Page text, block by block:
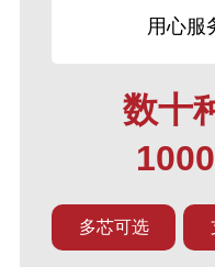
用心服
数十
多芯可选